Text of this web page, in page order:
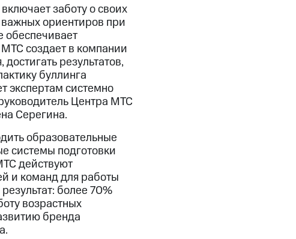
заботу о своих
важных ориентиров при
обеспечивает
создает в компании
результатов,
буллинга
экспертам системно
Центра МТС
Серегина.
образовательные
системы подготовки
действуют
и команд для работы
более 70%
возрастных
бренда